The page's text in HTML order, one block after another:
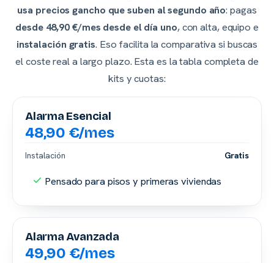
usa precios gancho que suben al segundo año: pagas
desde 48,90 €/mes desde el día uno, con alta, equipo e
instalación gratis. Eso facilita la comparativa si buscas
el coste real a largo plazo. Esta es la tabla completa de
kits y cuotas:
Alarma Esencial
48,90 €/mes
Instalación Gratis
Pensado para pisos y primeras viviendas
Alarma Avanzada
49,90 €/mes